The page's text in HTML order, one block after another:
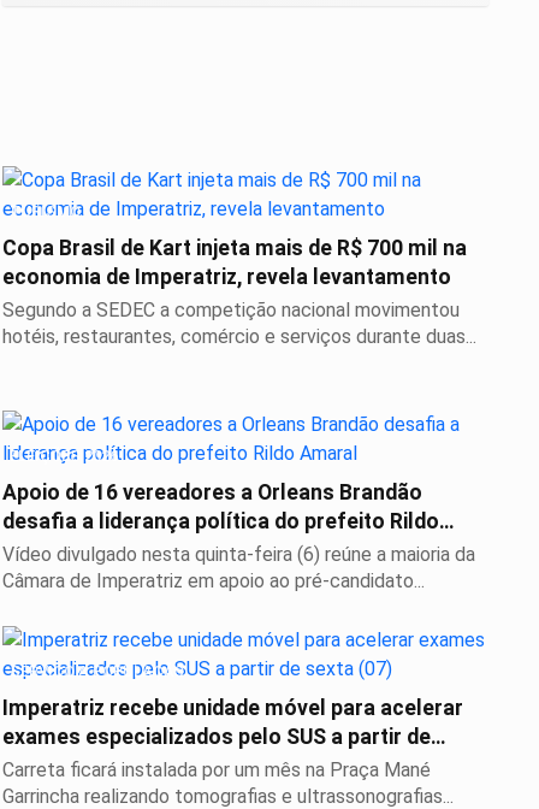
TURISMO
Copa Brasil de Kart injeta mais de R$ 700 mil na
economia de Imperatriz, revela levantamento
Segundo a SEDEC a competição nacional movimentou
hotéis, restaurantes, comércio e serviços durante duas...
ELEIÇÕES 2026
Apoio de 16 vereadores a Orleans Brandão
desafia a liderança política do prefeito Rildo
Amaral
Vídeo divulgado nesta quinta-feira (6) reúne a maioria da
Câmara de Imperatriz em apoio ao pré-candidato...
SERVIÇO A POPULAÇÃO
Imperatriz recebe unidade móvel para acelerar
exames especializados pelo SUS a partir de
sexta...
Carreta ficará instalada por um mês na Praça Mané
Garrincha realizando tomografias e ultrassonografias...